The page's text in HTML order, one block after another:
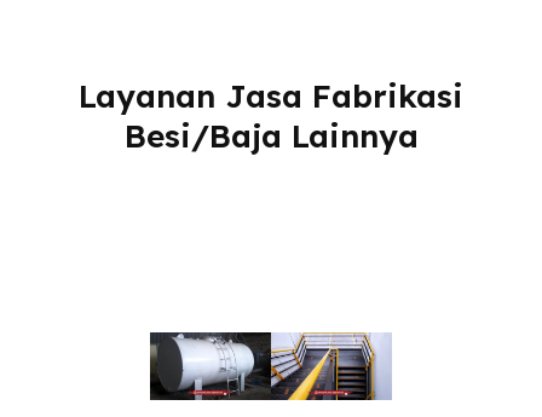
Layanan Jasa Fabrikasi
Besi/Baja Lainnya